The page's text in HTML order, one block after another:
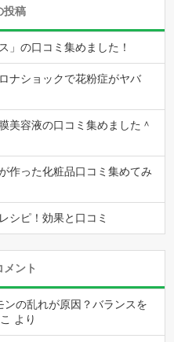
投稿
」の口コミ集めました！
ナショックで花粉症がヤバ
美容液の口コミ集めました＾
作った化粧品口コミ集めてみ
シピ！効果と口コミ
メント
の乱れが原因？バランスを
より